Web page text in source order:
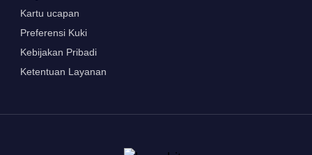
Kartu ucapan
Preferensi Kuki
Kebijakan Pribadi
Ketentuan Layanan